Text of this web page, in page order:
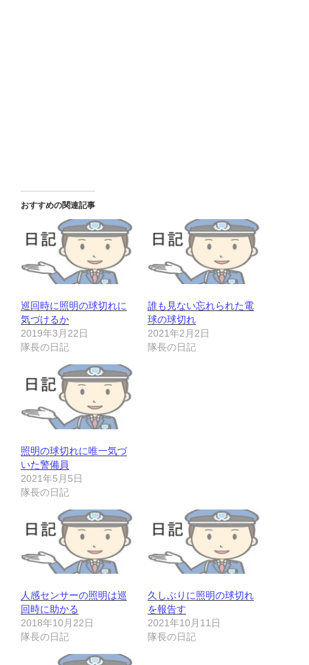
おすすめの関連記事
巡回時に照明の球切れに
気づけるか
2019年3月22日
隊長の日記
誰も見ない忘れられた電
球の球切れ
2021年2月2日
隊長の日記
照明の球切れに唯一気づ
いた警備員
2021年5月5日
隊長の日記
人感センサーの照明は巡
回時に助かる
2018年10月22日
隊長の日記
久しぶりに照明の球切れ
を報告す
2021年10月11日
隊長の日記